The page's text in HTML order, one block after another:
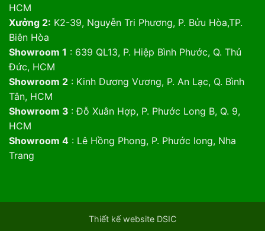
HCM
Xưởng 2: K2-39, Nguyễn Tri Phương, P. Bửu Hòa,TP.
Biên Hòa
Showroom 1 : 639 QL13, P. Hiệp Bình Phước, Q. Thủ
Đức, HCM
Showroom 2: Kinh Dương Vương, P. An Lạc, Q. Bình
Tân, HCM
Showroom 3 : Đỗ Xuân Hợp, P. Phước Long B, Q. 9,
HCM
Showroom 4: Lê Hồng Phong, P. Phước long, Nha
Trang
Thiết kế website DSIC